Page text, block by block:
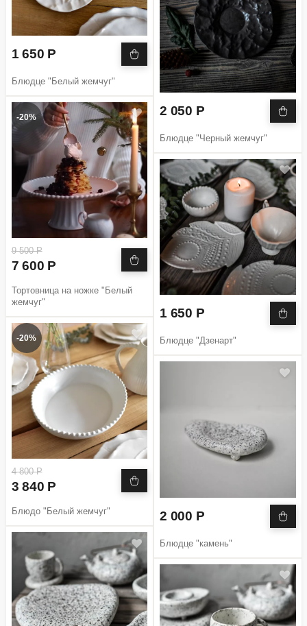
1 650 Р
Блюдце "Белый жемчуг"
-20%
9 500 Р
7 600 Р
Тортовница на ножке "Белый
жемчуг"
-20%
4 800 Р
3 840 Р
Блюдо "Белый жемчуг"
2 050 Р
Блюдце "Черный жемчуг"
1 650 Р
Блюдце "Дзенарт"
2 000 Р
Блюдце "камень"